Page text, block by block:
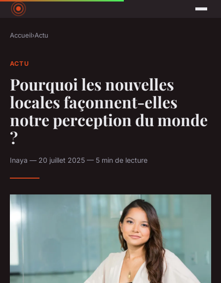
Accueil›Actu
ACTU
Pourquoi les nouvelles
locales façonnent-elles
notre perception du monde
?
Inaya — 20 juillet 2025 — 5 min de lecture